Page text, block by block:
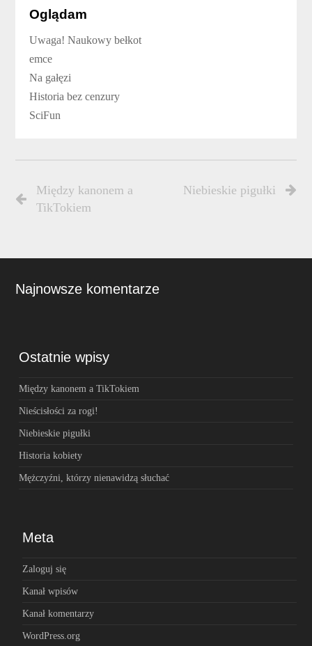
Oglądam
Uwaga! Naukowy bełkot
emce
Na gałęzi
Historia bez cenzury
SciFun
Między kanonem a
TikTokiem
Niebieskie pigułki
Najnowsze komentarze
Ostatnie wpisy
Między kanonem a TikTokiem
Nieścisłości za rogi!
Niebieskie pigułki
Historia kobiety
Mężczyźni, którzy nienawidzą słuchać
Meta
Zaloguj się
Kanał wpisów
Kanał komentarzy
WordPress.org